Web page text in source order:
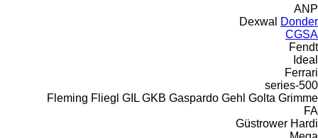
ANP
Dexwal
Donder
CGSA
Fendt
Ideal
Ferrari
500-series
Fleming Fliegl GIL GKB Gaspardo Gehl Golta Grimme
FA
Güstrower Hardi